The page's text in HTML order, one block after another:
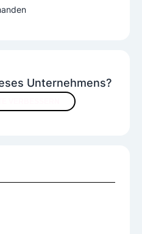
Unternehmens?